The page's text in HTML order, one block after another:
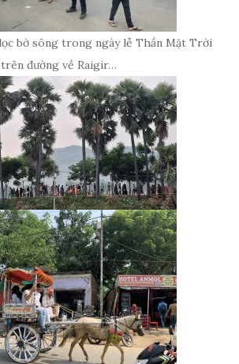
bờ sông trong ngày lễ Thần Mặt Trời
trên đường về Raigir…